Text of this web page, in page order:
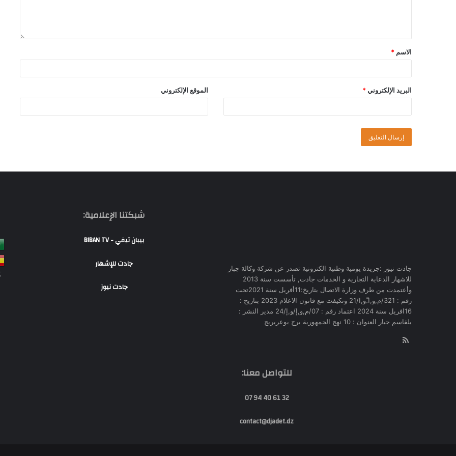
الاسم *
البريد الإلكتروني * الموقع الإلكتروني
جادت نيوز :جريدة يومية وطنية الكترونية تصدر عن شركة وكالة جبار
للاشهار الدعاية التجارية و الخدمات جادت, تأسست سنة 2013
وأعتمدت من طرف وزارة الاتصال بتاريخ:11أفريل سنة 2021تحت
رقم : 321/م,و,ا,ّو,ا/21 وتكيفت مع قانون الاعلام 2023 بتاريخ :
16افريل سنة 2024 اعتماد رقم : 07/م,و,إ/و,إ/24 مدير النشر :
بلقاسم جبار العنوان : 10 نهج الجمهورية برج بوعريريج
شبكتنا الإعلامية:
بيبان تيفي - BIBAN TV
جادت للإشهار
جادت نيوز
للتواصل معنا:
32 61 40 94 07
contact@djadet.dz